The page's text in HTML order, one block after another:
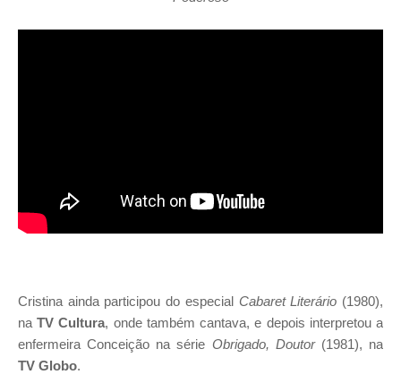
Cristina ainda participou do especial Cabaret Literário (1980),
naTV Cultura, onde também cantava, e depois interpretou a
enfermeira Conceição na série Obrigado, Doutor(1981), na
TV Globo.